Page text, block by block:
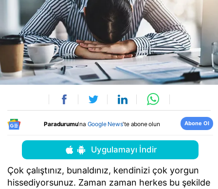
Paradurumu'na Google News'te abone olun Abone Ol
Uygulamayı İndir
Çok çalıştınız, bunaldınız, kendinizi çok yorgun
hissediyorsunuz. Zaman zaman herkes bu şekilde